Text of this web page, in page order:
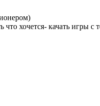
хочется- качать игры с